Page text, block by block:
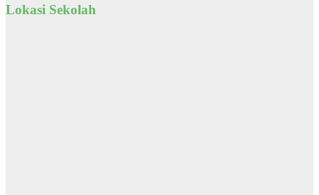
Lokasi Sekolah